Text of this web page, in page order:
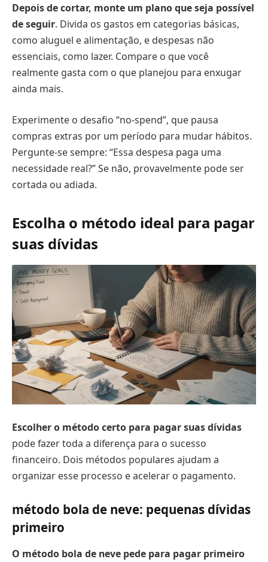
Depois de cortar, monte um plano que seja possível
de seguir. Divida os gastos em categorias básicas,
como aluguel e alimentação, e despesas não
essenciais, como lazer. Compare o que você
realmente gasta com o que planejou para enxugar
ainda mais.
Experimente o desafio “no-spend”, que pausa
compras extras por um período para mudar hábitos.
Pergunte-se sempre: “Essa despesa paga uma
necessidade real?” Se não, provavelmente pode ser
cortada ou adiada.
Escolha o método ideal para pagar
suas dívidas
Escolher o método certo para pagar suas dívidas
pode fazer toda a diferença para o sucesso
financeiro. Dois métodos populares ajudam a
organizar esse processo e acelerar o pagamento.
método bola de neve: pequenas dívidas
primeiro
O método bola de neve pede para pagar primeiro